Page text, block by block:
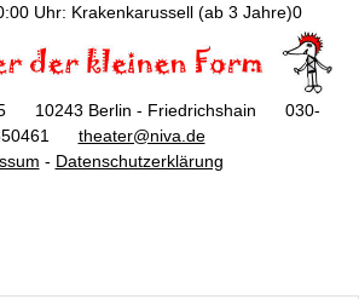
Uhr: Krakenkarussell (ab 3 Jahre)0
10243 Berlin - Friedrichshain 030-
theater@niva.de
- Datenschutzerklärung